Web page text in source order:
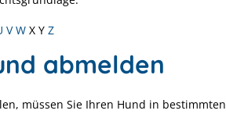
V W X Y Z
abmelden
müssen Sie Ihren Hund in bestimmten